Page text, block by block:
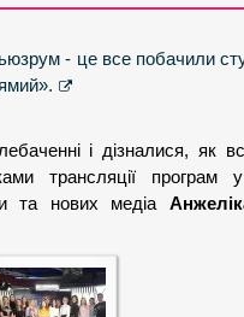
- це все побачили
і дізналися, як
трансляції програм
та нових медіа